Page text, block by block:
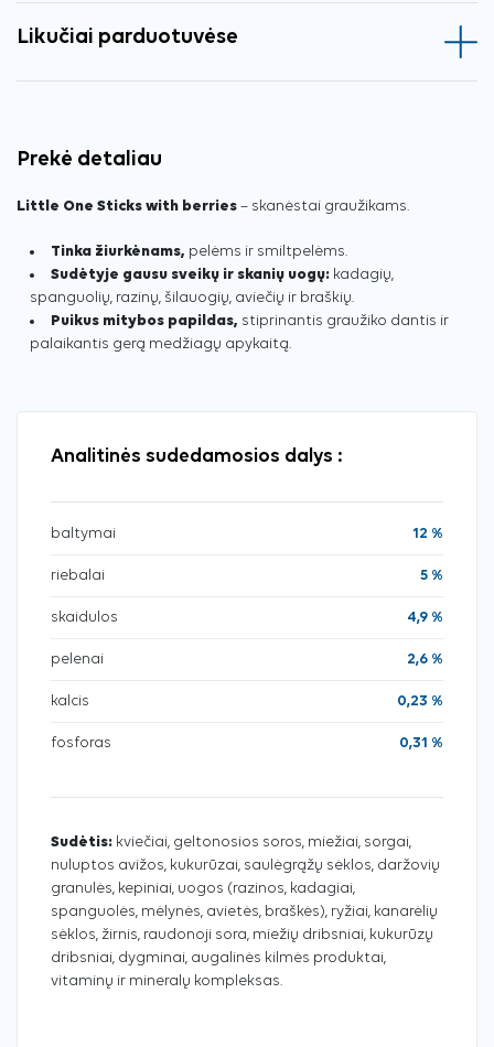
Likučiai parduotuvėse
Prekė detaliau
Little One Sticks with berries – skanėstai graužikams.
Tinka žiurkėnams, pelėms ir smiltpelėms.
Sudėtyje gausu sveikų ir skanių uogų: kadagių,
spanguolių, razinų, šilauogių, aviečių ir braškių.
Puikus mitybos papildas, stiprinantis graužiko dantis ir
palaikantis gerą medžiagų apykaitą.
Analitinės sudedamosios dalys :
baltymai 12 %
riebalai 5 %
skaidulos 4,9 %
pelenai 2,6 %
kalcis 0,23 %
fosforas 0,31 %
Sudėtis: kviečiai, geltonosios soros, miežiai, sorgai,
nuluptos avižos, kukurūzai, saulėgrąžų sėklos, daržovių
granulės, kepiniai, uogos (razinos, kadagiai,
spanguolės, mėlynės, avietės, braškės), ryžiai, kanarėlių
sėklos, žirnis, raudonoji sora, miežių dribsniai, kukurūzų
dribsniai, dygminai, augalinės kilmės produktai,
vitaminų ir mineralų kompleksas.